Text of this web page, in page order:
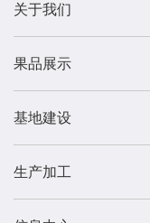
关于我们
果品展示
基地建设
生产加工